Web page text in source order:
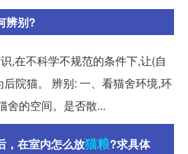
辨别?
,在不科学不规范的条件下,让(自
院猫。 辨别: 一、看猫舍环境,环
舍的空间。是否散...
，在室内怎么放猫粮?求具体